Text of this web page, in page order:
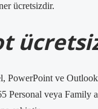
ücretsizdir.
PowerPoint ve
Personal veya Family